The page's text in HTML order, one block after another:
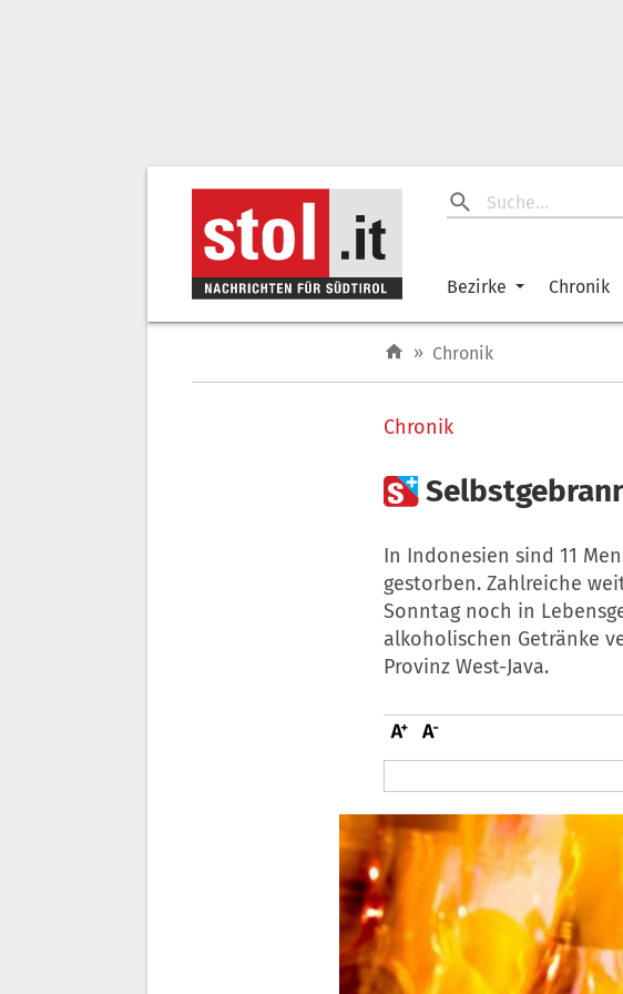
Bezirke Chronik
» Chronik
Chronik

In Indonesien sind 11
gestorben. Zahlreiche
Sonntag noch in
alkoholischen Getränke
Provinz West-Java.